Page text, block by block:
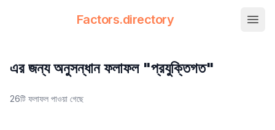
Factors.directory
এর জন্য অনুসন্ধান ফলাফল "প্রযুক্তিগত"
26টি ফলাফল পাওয়া গেছে